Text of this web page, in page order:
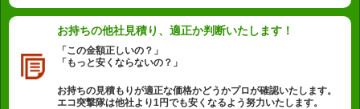
お持ちの他社見積り、 適正か判断いたします！
「この金額正しいの？」
「もっと安くならないの？」
お持ちの見積もりが適正な価格かどうかプロが確認いたします。
エコ突撃隊は他社より1円でも安くなるよう努力いたします。